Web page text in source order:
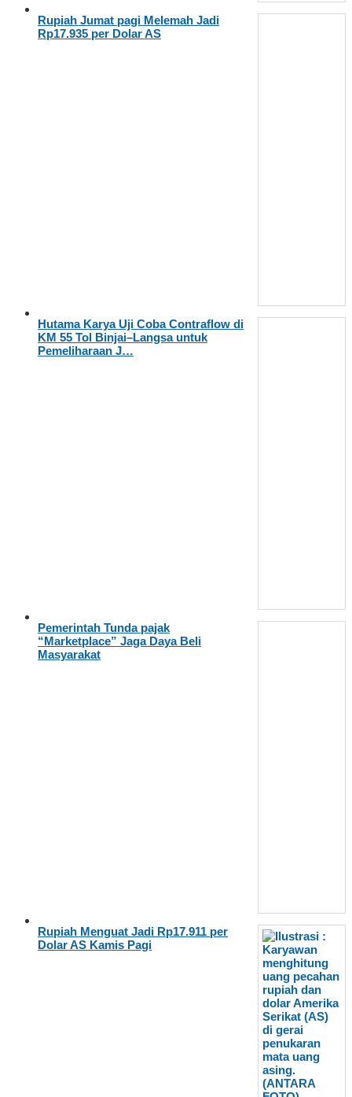
Rupiah Jumat pagi Melemah Jadi
Rp17.935 per Dolar AS
Hutama Karya Uji Coba Contraflow di
KM 55 Tol Binjai–Langsa untuk
Pemeliharaan J…
Pemerintah Tunda pajak
“Marketplace” Jaga Daya Beli
Masyarakat
Rupiah Menguat Jadi Rp17.911 per
Dolar AS Kamis Pagi